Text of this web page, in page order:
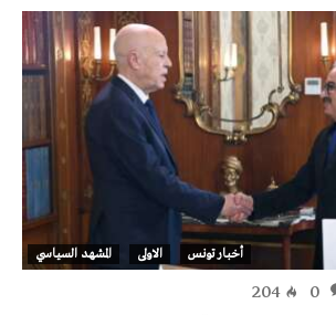
أخبار تونس الاولى المشهد السياسي
204